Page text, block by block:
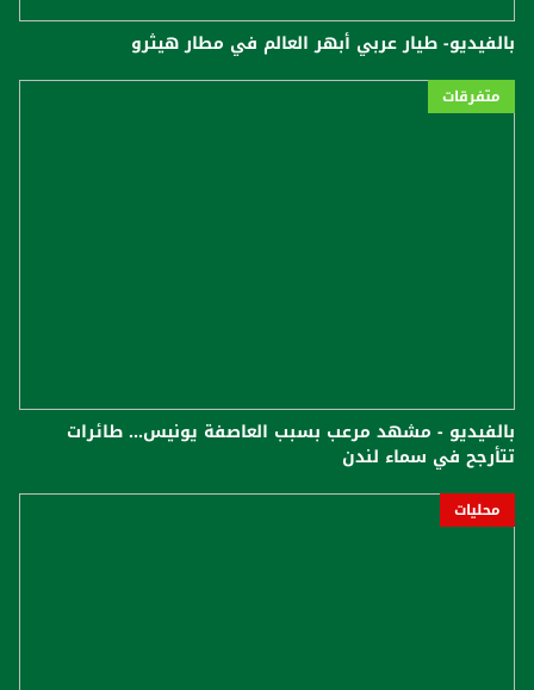
بالفيديو- طيار عربي أبهر العالم في مطار هيثرو
متفرقات
بالفيديو - مشهد مرعب بسبب العاصفة يونيس... طائرات
تتأرجح في سماء لندن
محليات